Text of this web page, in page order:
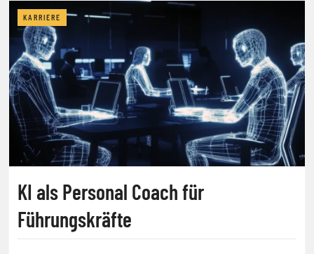
KARRIERE
KI als Personal Coach für
Führungskräfte